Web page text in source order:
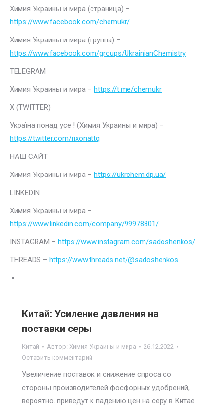
Химия Украины и мира (страница) –
https://www.facebook.com/chemukr/
Химия Украины и мира (группа) –
https://www.facebook.com/groups/UkrainianChemistry
TELEGRAM
Химия Украины и мира – https://t.me/chemukr
Х (TWITTER)
Україна понад усе ! (Химия Украины и мира) –
https://twitter.com/rixonattq
НАШ САЙТ
Химия Украины и мира – https://ukrchem.dp.ua/
LINKEDIN
Химия Украины и мира –
https://www.linkedin.com/company/99978801/
INSTAGRAM – https://www.instagram.com/sadoshenkos/
THREADS – https://www.threads.net/@sadoshenkos
Китай: Усиление давления на
поставки серы
Китай Автор: Химия Украины и мира
26.12.2022
Оставить комментарий
Увеличение поставок и снижение спроса со
стороны производителей фосфорных удобрений,
вероятно, приведут к падению цен на серу в Китае